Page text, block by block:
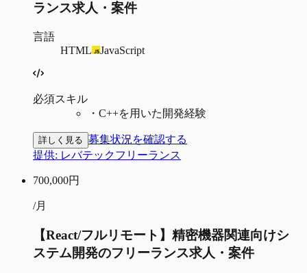
ランス求人・案件
言語
HTML
JavaScript
必須スキル
・ C++を用いた開発経験
詳しく見る 募集状況を確認する
提供: レバテックフリーランス
700,000円
/月
【React/フルリモート】精密機器関連向けシ
ステム開発のフリーランス求人・案件